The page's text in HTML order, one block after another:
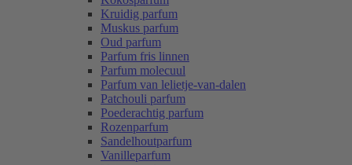
Kruidig parfum
Muskus parfum
Oud parfum
Parfum fris linnen
Parfum molecuul
Parfum van lelietje-van-dalen
Patchouli parfum
Poederachtig parfum
Rozenparfum
Sandelhoutparfum
Vanilleparfum